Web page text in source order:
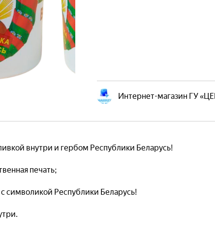
Интернет-магазин ГУ
внутри и гербом Республики Беларусь!
печать;
символикой Республики Беларусь!